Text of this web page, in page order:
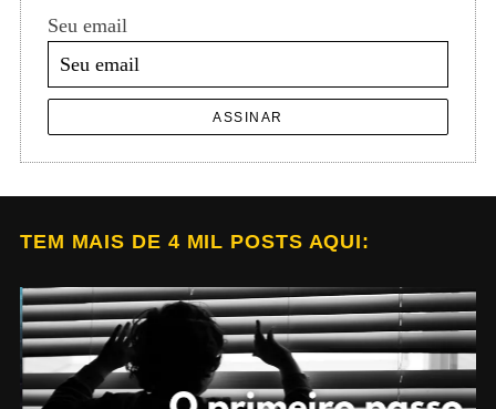
Seu email
ASSINAR
TEM MAIS DE 4 MIL POSTS AQUI: